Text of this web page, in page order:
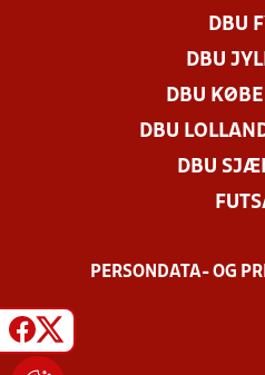
DBU
DBU
DBU
DBU
DBU
PERSONDATA- OG